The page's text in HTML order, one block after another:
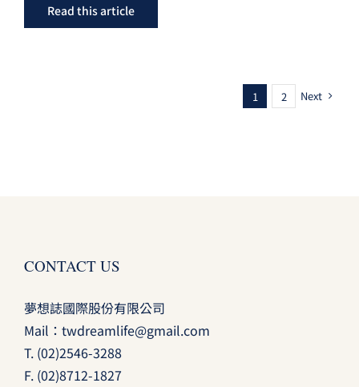
Read this article
1 2 Next
CONTACT US
夢想誌國際股份有限公司
Mail： twdreamlife@gmail.com
T. (02)2546-3288
F. (02)8712-1827